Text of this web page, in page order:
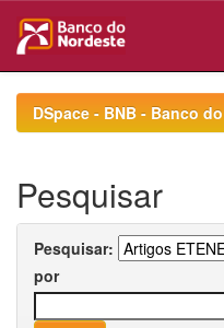
navigationDSpace - BNB - Banco
Pesquisar
Pesquisar:
por